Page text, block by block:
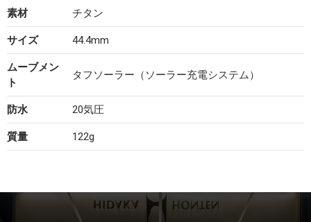
素材 チタン
サイズ 44.4mm
ムーブメン
ト
タフソーラー（ソーラー充電システム）
防水 20気圧
質量 122g